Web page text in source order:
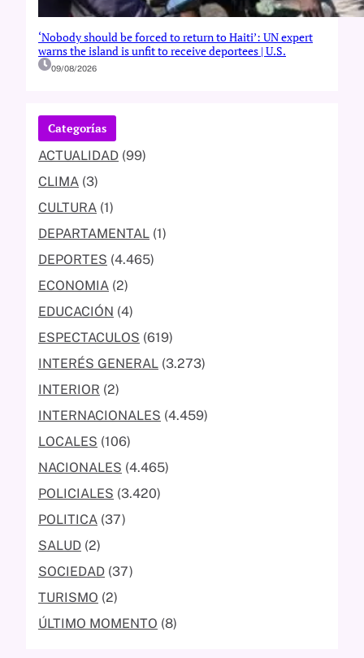
‘Nobody should be forced to return to Haiti’: UN expert
warns the island is unfit to receive deportees | U.S.
09/08/2026
Categorías
ACTUALIDAD (99)
CLIMA (3)
CULTURA (1)
DEPARTAMENTAL (1)
DEPORTES (4.465)
ECONOMIA (2)
EDUCACIÓN (4)
ESPECTACULOS (619)
INTERÉS GENERAL (3.273)
INTERIOR (2)
INTERNACIONALES (4.459)
LOCALES (106)
NACIONALES (4.465)
POLICIALES (3.420)
POLITICA (37)
SALUD (2)
SOCIEDAD (37)
TURISMO (2)
ÚLTIMO MOMENTO (8)